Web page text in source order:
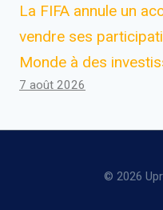
La FIFA annule un
vendre ses
Monde à des
7 août 2026
© 2026